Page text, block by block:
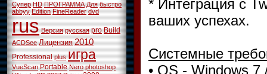
Супер HD ПРОГРАММА Для быстро
abbyy Edition FineReader dvd
rus Версия русская pro Build
ACDSee Лицензия 2010
Professional plus игра
VueScan Portable Nero photoshop
* Интеграция с
ваших успехах.
Системные
• OS - Windows